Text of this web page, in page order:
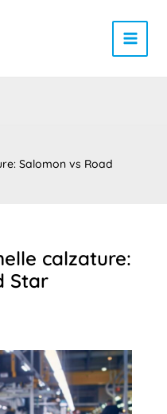
Salomon vs Road
calzature:
Star